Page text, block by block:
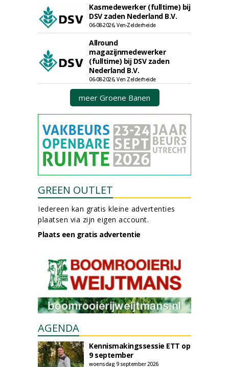
Kasmedewerker (fulltime) bij
DSV zaden Nederland B.V.
06-08-2026, Ven-Zelderheide
Allround
magazijnmedewerker
(fulltime) bij DSV zaden
Nederland B.V.
06-08-2026, Ven Zelderheide
meer Groene Banen
GREEN OUTLET
Iedereen kan gratis kleine advertenties
plaatsen via zijn eigen account.
Plaats een gratis advertentie
AGENDA
Kennismakingssessie ETT op
9 september
woensdag 9 september 2026